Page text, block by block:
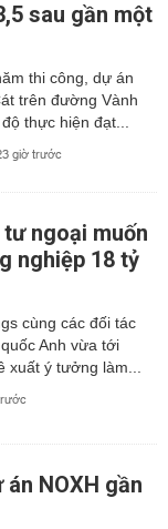
sau gần một
thi công, dự án
trên đường Vành
thực hiện đạt...
giờ trước
ngoại muốn
nghiệp 18 tỷ
cùng các đối tác
Anh vừa tới
xuất ý tưởng làm...
NOXH gần